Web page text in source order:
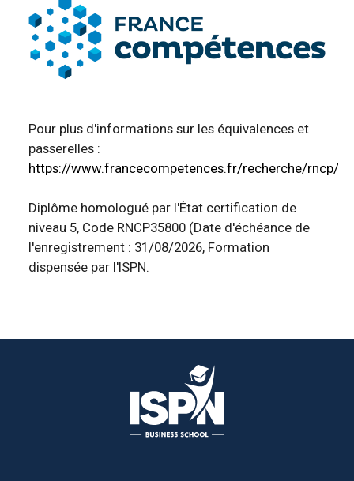
Pour plus d'informations sur les équivalences et
passerelles :
https://www.francecompetences.fr/recherche/rncp/
Diplôme homologué par l'État certification de
niveau 5, Code RNCP35800 (Date d'échéance de
l'enregistrement : 31/08/2026, Formation
dispensée par l'ISPN.